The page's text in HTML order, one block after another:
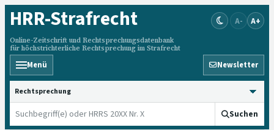
HRR-Strafrecht
Online-Zeitschrift und Rechtsprechungsdatenbank
für höchstrichterliche Rechtsprechung im Strafrecht
A- A+
Menü Newsletter
HRRS durchsuchen
Suchen